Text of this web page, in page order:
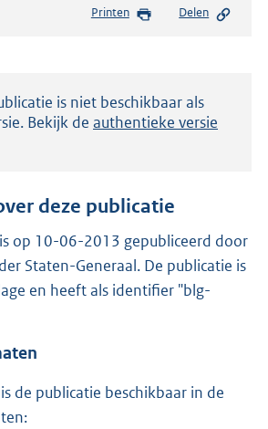
s
d
g
t
e
:
2
Printen Delen
is niet beschikbaar als
Bekijk de authentieke versie
deze publicatie
op 10-06-2013 gepubliceerd door
Staten-Generaal. De publicatie is
en heeft als identifier "blg-
de publicatie beschikbaar in de